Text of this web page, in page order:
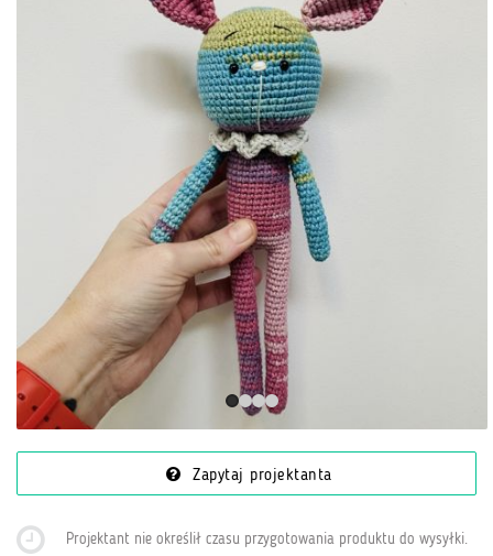
Zapytaj projektanta
Projektant nie określił czasu przygotowania produktu do wysyłki